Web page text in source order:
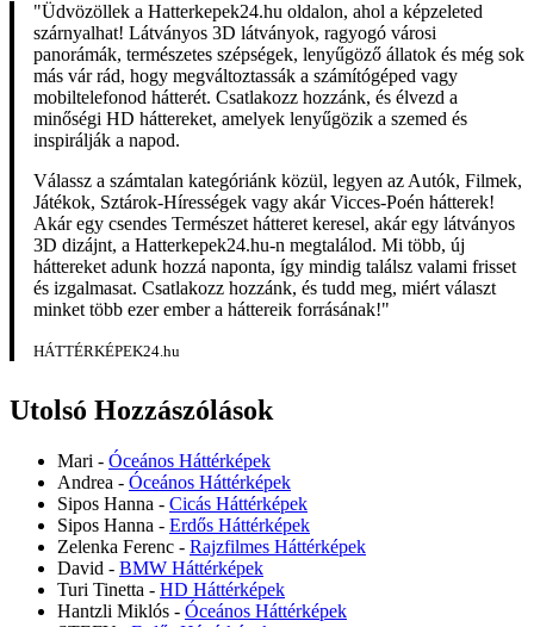
"Üdvözöllek a Hatterkepek24.hu oldalon, ahol a képzeleted
szárnyalhat! Látványos 3D látványok, ragyogó városi
panorámák, természetes szépségek, lenyűgöző állatok és még sok
más vár rád, hogy megváltoztassák a számítógéped vagy
mobiltelefonod hátterét. Csatlakozz hozzánk, és élvezd a
minőségi HD háttereket, amelyek lenyűgözik a szemed és
inspirálják a napod.
Válassz a számtalan kategóriánk közül, legyen az Autók, Filmek,
Játékok, Sztárok-Hírességek vagy akár Vicces-Poén hátterek!
Akár egy csendes Természet hátteret keresel, akár egy látványos
3D dizájnt, a Hatterkepek24.hu-n megtalálod. Mi több, új
háttereket adunk hozzá naponta, így mindig találsz valami frisset
és izgalmasat. Csatlakozz hozzánk, és tudd meg, miért választ
minket több ezer ember a háttereik forrásának!"
HÁTTÉRKÉPEK24.hu
Utolsó Hozzászólások
Mari - Óceános Háttérképek
Andrea - Óceános Háttérképek
Sipos Hanna - Cicás Háttérképek
Sipos Hanna - Erdős Háttérképek
Zelenka Ferenc - Rajzfilmes Háttérképek
David - BMW Háttérképek
Turi Tinetta - HD Háttérképek
Hantzli Miklós - Óceános Háttérképek